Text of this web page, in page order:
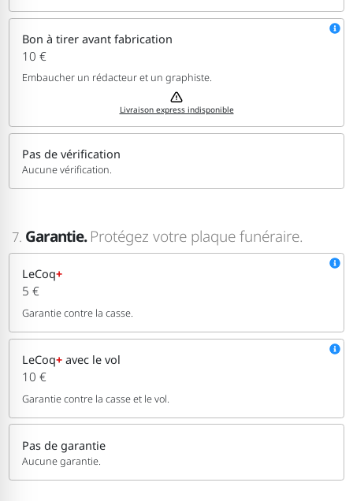
Bon à tirer avant fabrication
10 €
Embaucher un rédacteur et un graphiste.
Livraison express indisponible
Pas de vérification
Aucune vérification.
7. Garantie. Protégez votre plaque funéraire.
LeCoq+
5 €
Garantie contre la casse.
LeCoq+avec le vol
10 €
Garantie contre la casse et le vol.
Pas de garantie
Aucune garantie.